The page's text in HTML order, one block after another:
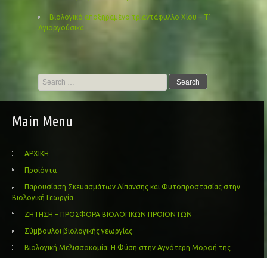
Βιολογικό αποξηραμένο τριαντάφυλλο Χίου – Τ’
Αγιοργούσικα
Search
for:
Main Menu
ΑΡΧΙΚΗ
Προϊόντα
Παρουσίαση Σκευασμάτων Λίπανσης και Φυτοπροστασίας στην
Βιολογική Γεωργία
ΖΗΤΗΣΗ – ΠΡΟΣΦΟΡΑ ΒΙΟΛΟΓΙΚΩΝ ΠΡΟΪΟΝΤΩΝ
Σύμβουλοι βιολογικής γεωργίας
Βιολογική Μελισσοκομία: Η Φύση στην Αγνότερη Μορφή της